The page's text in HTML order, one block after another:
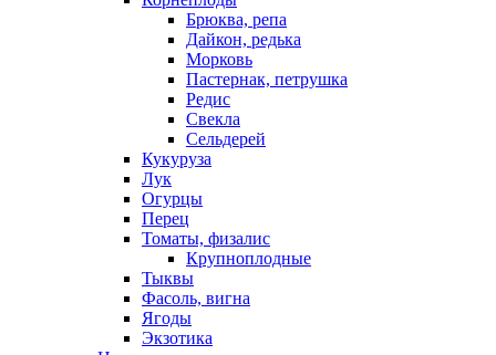
Брюква, репа
Дайкон, редька
Морковь
Пастернак, петрушка
Редис
Свекла
Сельдерей
Кукуруза
Лук
Огурцы
Перец
Томаты, физалис
Крупноплодные
Тыквы
Фасоль, вигна
Ягоды
Экзотика